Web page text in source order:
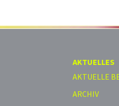
AKTUELLES
AKTUELLE
ARCHIV